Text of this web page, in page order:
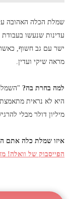
שמלת הכלה האהובה
עדינות שנעשו
ישר עם גב חשוף,
מראה שיקי ועדין.
למה בחרת בה?
היא לא נראית
מיליון דולר מבלי
איזו שמלת כלה אתם
הפייסבוק של וואלה!